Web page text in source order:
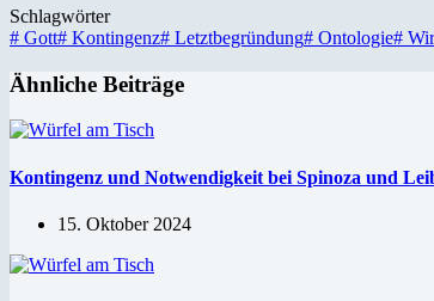
Schlagwörter
# Gott# Kontingenz# Letztbegründung# Ontologie#
Ähnliche Beiträge
Kontingenz und Notwendigkeit bei Spinoza und
15. Oktober 2024